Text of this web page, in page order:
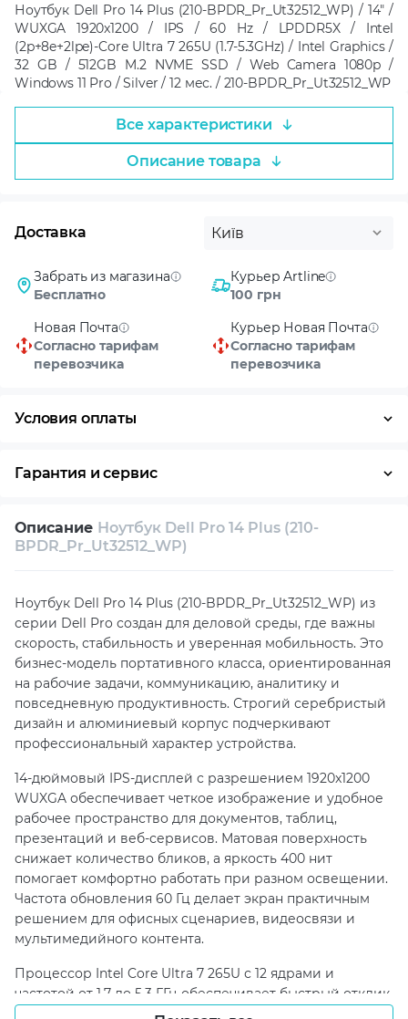
Ноутбук Dell Pro 14 Plus (210-BPDR_Pr_Ut32512_WP) / 14" /
WUXGA 1920x1200 / IPS / 60 Hz / LPDDR5X / Intel
(2p+8e+2lpe)-Core Ultra 7 265U (1.7-5.3GHz) / Intel Graphics /
32 GB / 512GB M.2 NVME SSD / Web Camera 1080p /
Windows 11 Pro / Silver / 12 мес. / 210-BPDR_Pr_Ut32512_WP
Все характеристики
Описание товара
Доставка Київ
Забрать из магазина
Бесплатно
Курьер Artline
100 грн
Новая Почта
Согласно тарифам
перевозчика
Курьер Новая Почта
Согласно тарифам
перевозчика
Условия оплаты
Гарантия и сервис
Возврат и обмен в течение 14 дней
Техническая поддержка Консультация
Описание Ноутбук Dell Pro 14 Plus (210-
BPDR_Pr_Ut32512_WP)
Ноутбук Dell Pro 14 Plus (210-BPDR_Pr_Ut32512_WP) из
серии Dell Pro создан для деловой среды, где важны
скорость, стабильность и уверенная мобильность. Это
бизнес-модель портативного класса, ориентированная
на рабочие задачи, коммуникацию, аналитику и
повседневную продуктивность. Строгий серебристый
дизайн и алюминиевый корпус подчеркивают
профессиональный характер устройства.
14-дюймовый IPS-дисплей с разрешением 1920x1200
WUXGA обеспечивает четкое изображение и удобное
рабочее пространство для документов, таблиц,
презентаций и веб-сервисов. Матовая поверхность
снижает количество бликов, а яркость 400 нит
помогает комфортно работать при разном освещении.
Частота обновления 60 Гц делает экран практичным
решением для офисных сценариев, видеосвязи и
мультимедийного контента.
Процессор Intel Core Ultra 7 265U с 12 ядрами и
частотой от 1.7 до 5.3 ГГц обеспечивает быстрый отклик
системы и уверенную многозадачность. Оперативная